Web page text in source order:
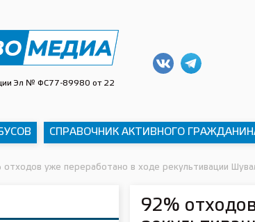
Эл № ФС77-89980 от 22
СПРАВОЧНИК АКТИВНОГО
отходов уже переработано в ходе рекультивации
92%